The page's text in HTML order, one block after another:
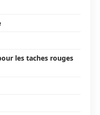
les taches rouges